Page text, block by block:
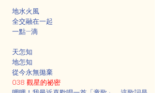
地水火風
全交融在一起
一點—滴
天怎知
地怎知
從今永無拋棄
038 觀星的祕密